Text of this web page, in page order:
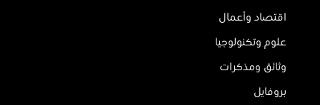
اقتصاد وأعمال
علوم وتكنولوجيا
وثائق ومذكرات
بروفايل